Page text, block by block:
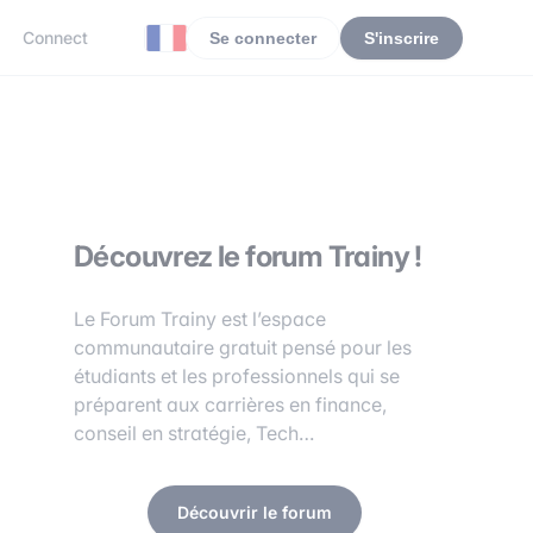
Connect Se connecter S'inscrire
Découvrez le forum Trainy !
Le Forum Trainy est l’espace
communautaire gratuit pensé pour les
étudiants et les professionnels qui se
préparent aux carrières en finance,
conseil en stratégie, Tech…
Découvrir le forum